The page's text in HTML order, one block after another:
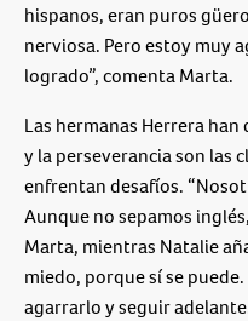
hispanos, eran puros
nerviosa. Pero estoy muy
logrado”, comenta Marta.
Las hermanas Herrera
y la perseverancia son las
enfrentan desafíos.
Aunque no sepamos
Marta, mientras Natalie
miedo, porque sí se
agarrarlo y seguir